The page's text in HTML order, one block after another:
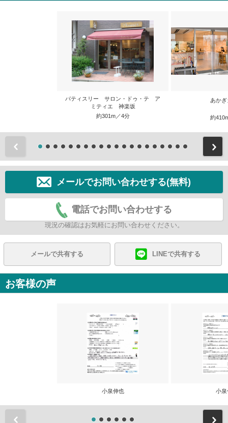
パティスリー サロン・ドゥ・テ ア
ミティエ 神楽坂
約301m／4分
あか
約
メールでお問い合わせする(無料)
電話でお問い合わせする
現況の確認はお気軽にお問い合わせください。
メールで共有する LINEで共有する
お客様の声
小泉伸也 小泉